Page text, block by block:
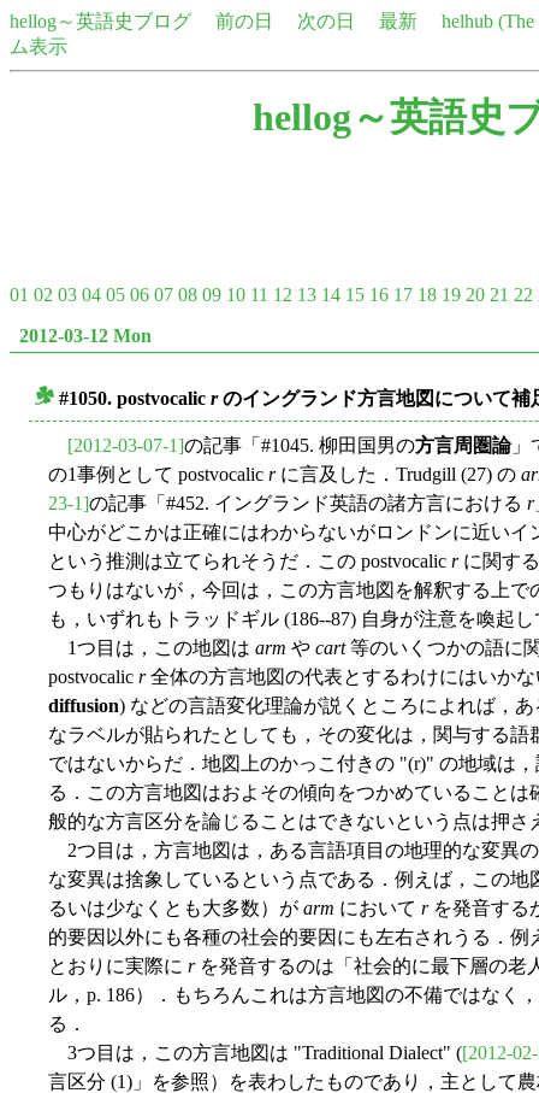
hellog～英語史ブログ 前の日 次の日 最新
helhub
ム表示
hellog～英語史
01 02 03 04 05 06 07 08 09 10 11 12 13 14 15 16 17 18 19 20 21 22
2012-03-12 Mon
#1050. postvocalic rのイングランド方言地図について補
[2012-03-07-1]の記事「#1045. 柳田国男の方言周圏論」
の1事例として postvocalic rに言及した．Trudgill (27) の
23-1]の記事「#452. イングランド英語の諸方言における r
中心がどこかは正確にはわからないがロンドンに近い
という推測は立てられそうだ．この postvocalic rに関す
つもりはないが，今回は，この方言地図を解釈する上
も，いずれもトラッドギル (186--87) 自身が注意を喚起
1つ目は，この地図は arm や cart等のいくつかの語に
postvocalic r全体の方言地図の代表とするわけにはいか
diffusion) などの言語変化理論が説くところによれば，
なラベルが貼られたとしても，その変化は，関与する
ではないからだ．地図上のかっこ付きの "(r)" の地域は
る．この方言地図はおよその傾向をつかめていること
般的な方言区分を論じることはできないという点は押さ
2つ目は，方言地図は，ある言語項目の地理的な変異
な変異は捨象しているという点である．例えば，この
るいは少なくとも大多数）が arm において rを発音する
的要因以外にも各種の社会的要因にも左右されうる．
とおりに実際に rを発音するのは「社会的に最下層の老
ル，p. 186）．もちろんこれは方言地図の不備ではなく
る．
3つ目は，この方言地図は "Traditional Dialect" ([2012-
言区分 (1)」を参照）を表わしたものであり，主として